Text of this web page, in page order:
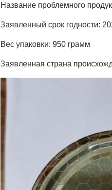
Название проблемного
Заявленный срок годности:
Вес упаковки: 950 грамм
Заявленная страна